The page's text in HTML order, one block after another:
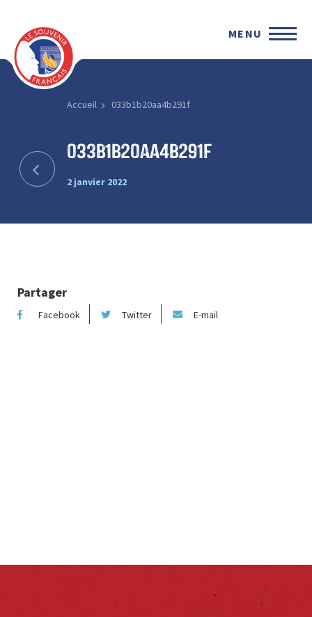
MENU
Accueil 033b1b20aa4b291f
033b1b20aa4b291f
2 janvier 2022
Partager
Facebook Twitter E-mail